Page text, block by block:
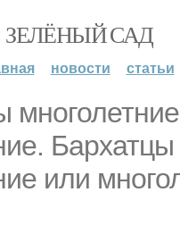
ЗЕЛЁНЫЙ САД
новости статьи
Бархатцы
или